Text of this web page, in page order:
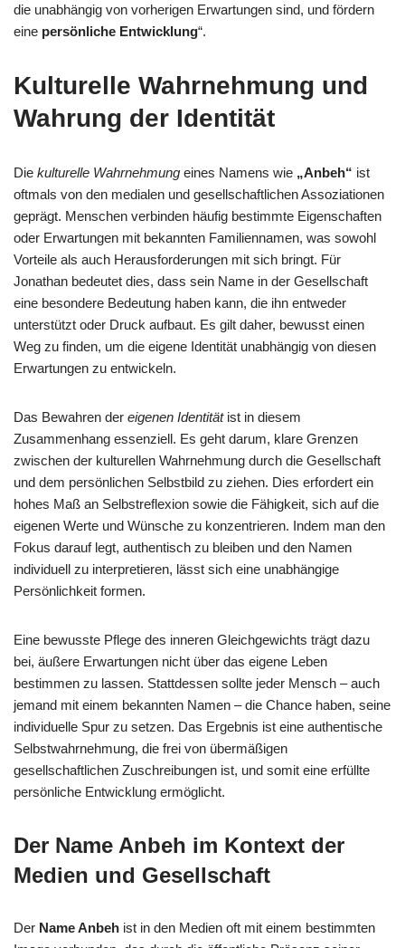
die unabhängig von vorherigen Erwartungen sind, und fördern
eine persönliche Entwicklung“.
Kulturelle Wahrnehmung und
Wahrung der Identität
Die kulturelle Wahrnehmung eines Namens wie „Anbeh“ ist
oftmals von den medialen und gesellschaftlichen Assoziationen
geprägt. Menschen verbinden häufig bestimmte Eigenschaften
oder Erwartungen mit bekannten Familiennamen, was sowohl
Vorteile als auch Herausforderungen mit sich bringt. Für
Jonathan bedeutet dies, dass sein Name in der Gesellschaft
eine besondere Bedeutung haben kann, die ihn entweder
unterstützt oder Druck aufbaut. Es gilt daher, bewusst einen
Weg zu finden, um die eigene Identität unabhängig von diesen
Erwartungen zu entwickeln.
Das Bewahren der eigenen Identitätist in diesem
Zusammenhang essenziell. Es geht darum, klare Grenzen
zwischen der kulturellen Wahrnehmung durch die Gesellschaft
und dem persönlichen Selbstbild zu ziehen. Dies erfordert ein
hohes Maß an Selbstreflexion sowie die Fähigkeit, sich auf die
eigenen Werte und Wünsche zu konzentrieren. Indem man den
Fokus darauf legt, authentisch zu bleiben und den Namen
individuell zu interpretieren, lässt sich eine unabhängige
Persönlichkeit formen.
Eine bewusste Pflege des inneren Gleichgewichts trägt dazu
bei, äußere Erwartungen nicht über das eigene Leben
bestimmen zu lassen. Stattdessen sollte jeder Mensch – auch
jemand mit einem bekannten Namen – die Chance haben, seine
individuelle Spur zu setzen. Das Ergebnis ist eine authentische
Selbstwahrnehmung, die frei von übermäßigen
gesellschaftlichen Zuschreibungen ist, und somit eine erfüllte
persönliche Entwicklung ermöglicht.
Der Name Anbeh im Kontext der
Medien und Gesellschaft
Der Name Anbeh ist in den Medien oft mit einem bestimmten